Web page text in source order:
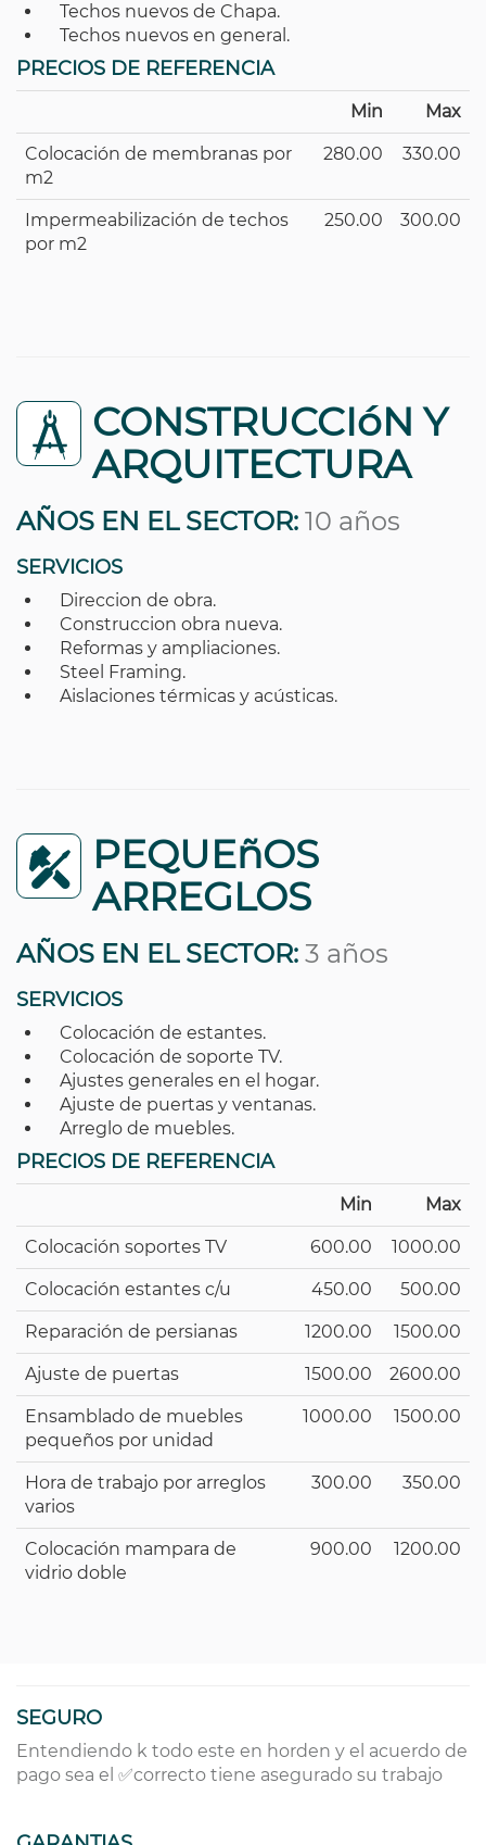
Techos nuevos de Chapa.
Techos nuevos en general.
PRECIOS DE REFERENCIA
Min Max
Colocación de membranas por
m2
280.00 330.00
Impermeabilización de techos
por m2
250.00 300.00
CONSTRUCCIóN Y
ARQUITECTURA
AÑOS EN EL SECTOR: 10 años
SERVICIOS
Direccion de obra.
Construccion obra nueva.
Reformas y ampliaciones.
Steel Framing.
Aislaciones térmicas y acústicas.
PEQUEñOS
ARREGLOS
AÑOS EN EL SECTOR: 3 años
SERVICIOS
Colocación de estantes.
Colocación de soporte TV.
Ajustes generales en el hogar.
Ajuste de puertas y ventanas.
Arreglo de muebles.
PRECIOS DE REFERENCIA
Min Max
Colocación soportes TV 600.00 1000.00
Colocación estantes c/u 450.00 500.00
Reparación de persianas 1200.00 1500.00
Ajuste de puertas 1500.00 2600.00
Ensamblado de muebles
pequeños por unidad
1000.00 1500.00
Hora de trabajo por arreglos
varios
300.00 350.00
Colocación mampara de
vidrio doble
900.00 1200.00
SEGURO
Entendiendo k todo este en horden y el acuerdo de
pago sea el ✅correcto tiene asegurado su trabajo